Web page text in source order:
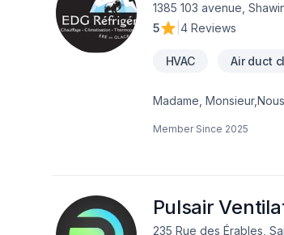
1385 103 avenue,
5
4 Reviews
HVAC Air duct
Madame,
central .
Member Since 2025
Pulsair
235 Rue des Érables,